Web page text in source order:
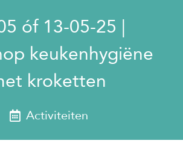
óf 13-05-25 |
keukenhygiëne
kroketten
Activiteiten